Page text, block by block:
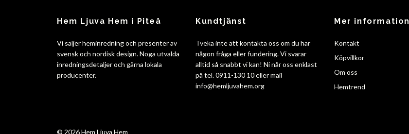
Hem Ljuva Hem i Piteå
Vi säljer heminredning och presenter av
svensk och nordisk design. Noga utvalda
inredningsdetaljer och gärna lokala
producenter.
Kundtjänst
Tveka inte att kontakta oss om du har
någon fråga eller fundering. Vi svarar
alltid så snabbt vi kan! Ni når oss enklast
på tel. 0911-130 10 eller mail
info@hemljuvahem.org
Mer information
Kontakt
Köpvillkor
Om oss
Hemtrend
© 2026 Hem Ljuva Hem